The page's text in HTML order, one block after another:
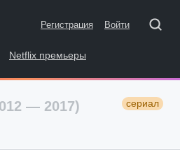
Регистрация Войти
Netflix премьеры
— 2017) сериал